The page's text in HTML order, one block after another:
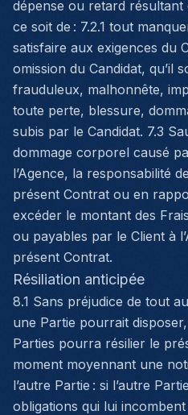
dépense ou retard résultant
ce soit de : 7.2.1 tout
satisfaire aux exigences du
omission du Candidat, qu’il
frauduleux, malhonnête,
toute perte, blessure,
subis par le Candidat. 7.3
dommage corporel causé
l’Agence, la responsabilité
présent Contrat ou en
excéder le montant des
ou payables par le Client à
présent Contrat.
Résiliation anticipée
8.1 Sans préjudice de tout
une Partie pourrait
Parties pourra résilier le
moment moyennant une
l’autre Partie : si l’autre
obligations qui lui